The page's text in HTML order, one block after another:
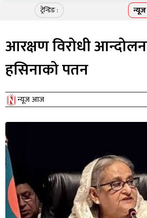
ट्रेन्डिङ :
आरक्षण विरोधी
हसिनाको पतन
न्यूज आज